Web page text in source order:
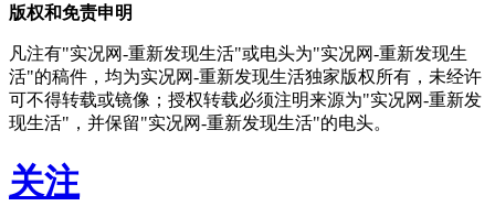
版权和免责申明
凡注有"实况网-重新发现生活"或电头为"实况网-重新发现生
活"的稿件，均为实况网-重新发现生活独家版权所有，未经许
可不得转载或镜像；授权转载必须注明来源为"实况网-重新发
现生活"，并保留"实况网-重新发现生活"的电头。
关注